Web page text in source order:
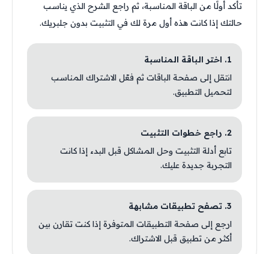
تأكد أولًا من الباقة المناسبة، ثم راجع الشرح الذي يناسب
حالتك إذا كانت هذه أول مرة لك في التثبيت بدون جلبريك.
1. اختر الباقة المناسبة
انتقل إلى صفحة الباقات ثم فعّل الاشتراك المناسب
لتحميل التطبيق.
2. راجع خطوات التثبيت
تابع أدلة التثبيت وحل المشاكل قبل البدء إذا كانت
التجربة جديدة عليك.
3. تصفح تطبيقات مشابهة
ارجع إلى صفحة التطبيقات المتوفرة إذا كنت تقارن بين
أكثر من تطبيق قبل الاشتراك.